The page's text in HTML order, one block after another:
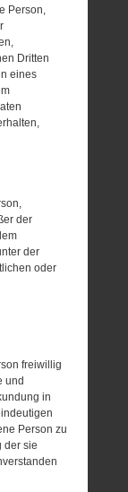
Person,
Dritten
eines
der
der
oder
freiwillig
und
in
Person zu
der sie